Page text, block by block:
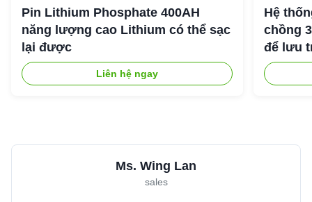
Pin Lithium Phosphate 400AH
năng lượng cao Lithium có thể sạc
lại được
Liên hệ ngay
Hệ
chồng
để lưu
Ms. Wing Lan
sales